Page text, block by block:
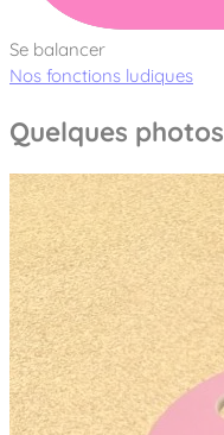
Se balancer
Nos fonctions ludiques
Quelques photos